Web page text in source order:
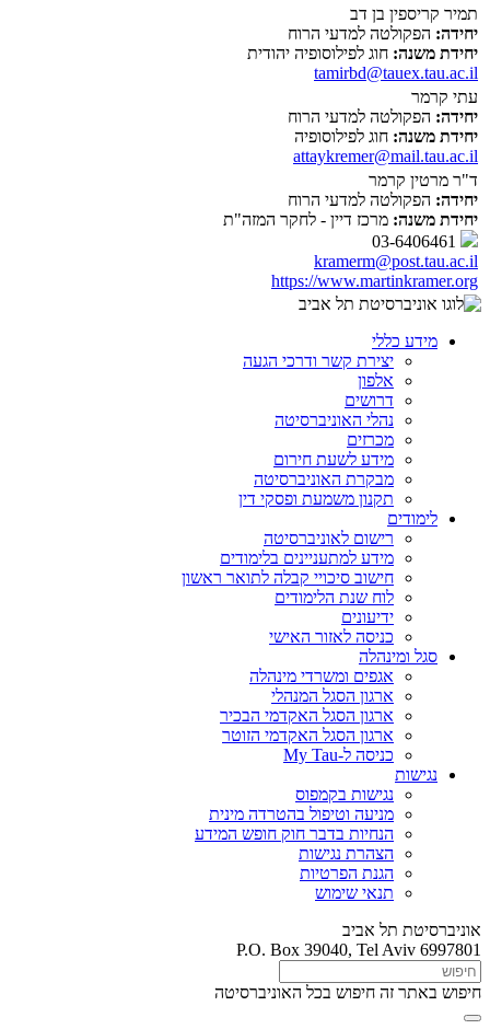
תמיר קריספין בן דב
יחידה: הפקולטה למדעי הרוח
יחידת משנה: חוג לפילוסופיה יהודית
tamirbd@tauex.tau.ac.il
עתי קרמר
יחידה: הפקולטה למדעי הרוח
יחידת משנה: חוג לפילוסופיה
attaykremer@mail.tau.ac.il
ד"ר מרטין קרמר
יחידה: הפקולטה למדעי הרוח
יחידת משנה: מרכז דיין - לחקר המזה"ת
kramerm@post.tau.ac.il
https://www.martinkramer.org
מידע כללי
יצירת קשר ודרכי הגעה
אלפון
דרושים
נהלי האוניברסיטה
מכרזים
מידע לשעת חירום
מבקרת האוניברסיטה
תקנון משמעת ופסקי דין
לימודים
רישום לאוניברסיטה
מידע למתעניינים בלימודים
חישוב סיכויי קבלה לתואר ראשון
לוח שנת הלימודים
ידיעונים
כניסה לאזור האישי
סגל ומינהלה
אגפים ומשרדי מינהלה
ארגון הסגל המנהלי
ארגון הסגל האקדמי הבכיר
ארגון הסגל האקדמי הזוטר
כניסה ל-My Tau
נגישות
נגישות בקמפוס
מניעה וטיפול בהטרדה מינית
הנחיות בדבר חוק חופש המידע
הצהרת נגישות
הגנת הפרטיות
תנאי שימוש
אוניברסיטת תל אביב
P.O. Box 39040, Tel Aviv 6997801
חיפוש באתר זה חיפוש בכל האוניברסיטה